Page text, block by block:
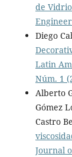
de Vidrio
Diego
Latin
Núm. 1
Alberto
Gómez
Castro
Journal